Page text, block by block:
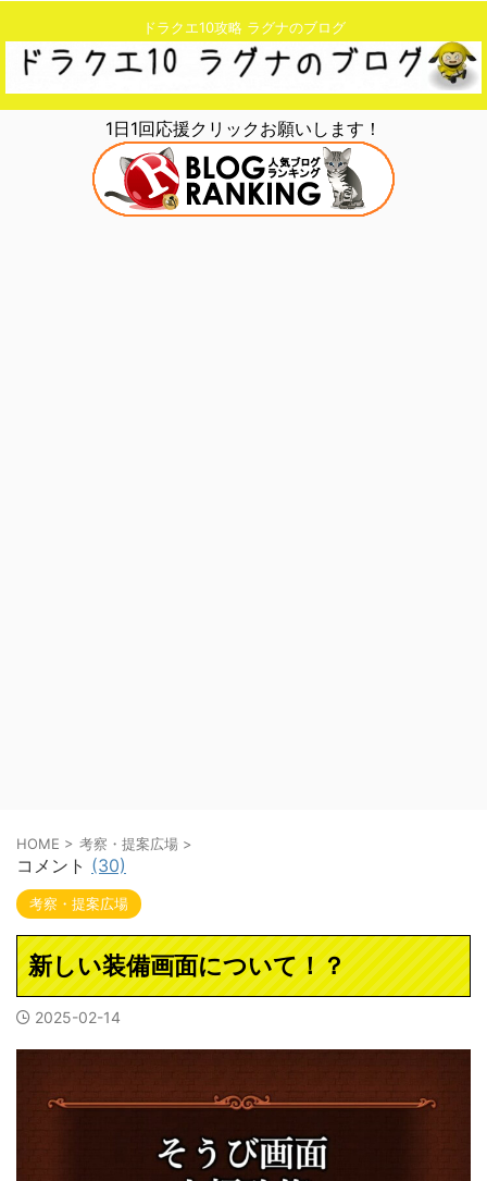
ドラクエ10攻略 ラグナのブログ
1日1回応援クリックお願いします！
HOME > 考察・提案広場 >
コメント (30)
考察・提案広場
新しい装備画面について！？
2025-02-14